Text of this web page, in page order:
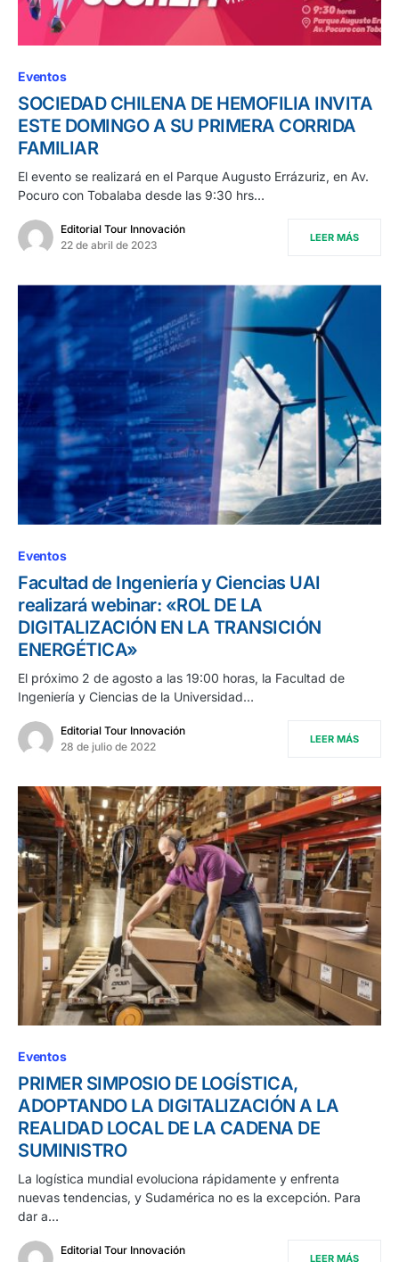
Eventos
SOCIEDAD CHILENA DE HEMOFILIA INVITA
ESTE DOMINGO A SU PRIMERA CORRIDA
FAMILIAR
El evento se realizará en el Parque Augusto Errázuriz, en Av.
Pocuro con Tobalaba desde las 9:30 hrs…
Editorial Tour Innovación
22 de abril de 2023
LEER MÁS
Eventos
Facultad de Ingeniería y Ciencias UAI
realizará webinar: «ROL DE LA
DIGITALIZACIÓN EN LA TRANSICIÓN
ENERGÉTICA»
El próximo 2 de agosto a las 19:00 horas, la Facultad de
Ingeniería y Ciencias de la Universidad…
Editorial Tour Innovación
28 de julio de 2022
LEER MÁS
Eventos
PRIMER SIMPOSIO DE LOGÍSTICA,
ADOPTANDO LA DIGITALIZACIÓN A LA
REALIDAD LOCAL DE LA CADENA DE
SUMINISTRO
La logística mundial evoluciona rápidamente y enfrenta
nuevas tendencias, y Sudamérica no es la excepción. Para
dar a…
Editorial Tour Innovación
LEER MÁS